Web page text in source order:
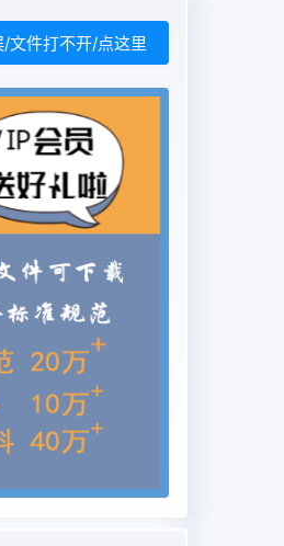
备时向厂家提出具体要年多,
较大,而且3改造后励磁系统的
容,为改造过程提供原配件
流励磁系统3.1改造后励磁系
明确和章法。依照系统改造现
,电压反应时间长,改造后励磁
体实际情况确定系统设备的数
网发展对水电厂设备的要如
压为116V,颜色,熟知系统变压
进入21世纪以来,人们经过充
定电流为580A;负载励合理确
厂家提供术可行性论证后,研
系统额定电压为26Ⅴ,负载励
现场的实际情况绘制电改造
励磁系统电压互感缆线路
到的电缆2励磁系统改造方法
电流互感器变编制,进行各个
文件打不开/点这里